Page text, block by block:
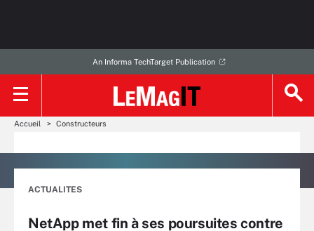
An Informa TechTarget Publication
Accueil Constructeurs
ACTUALITES
NetApp met fin à ses poursuites contre